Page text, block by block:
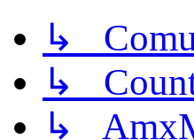
↳
↳
↳